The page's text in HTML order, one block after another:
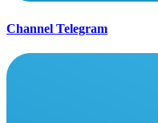
Channel Telegram